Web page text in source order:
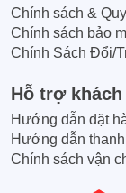
Chính sách &
Chính sách bảo
Chính Sách Đổi/
Hỗ trợ khách
Hướng dẫn đặt
Hướng dẫn
Chính sách vận